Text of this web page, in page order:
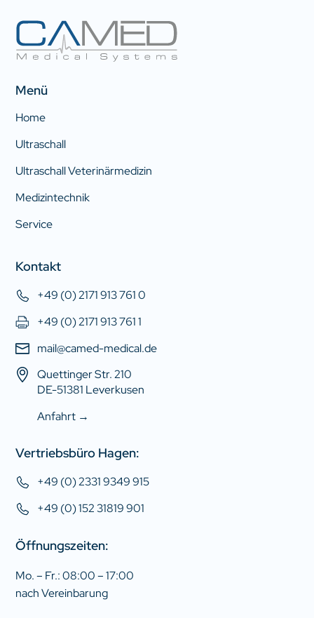
Menü
Home
Ultraschall
Ultraschall Veterinärmedizin
Medizintechnik
Service
Kontakt
+49 (0) 2171 913 761 0
+49 (0) 2171 913 761 1
mail@camed-medical.de
Quettinger Str. 210
DE-51381 Leverkusen
Anfahrt →
Vertriebsbüro Hagen:
+49 (0) 2331 9349 915
+49 (0) 152 31819 901
Öffnungszeiten:
Mo. – Fr.: 08:00 – 17:00
nach Vereinbarung